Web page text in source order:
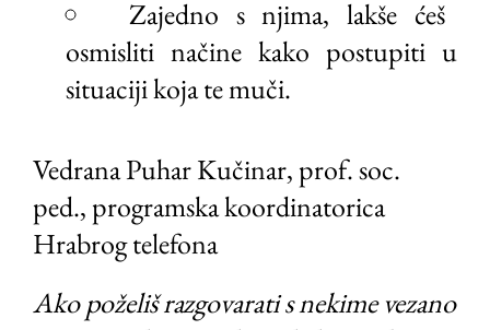
Zajedno s njima, lakše ćeš
osmisliti načine kako postupiti u
situaciji koja te muči.
Vedrana Puhar Kučinar, prof. soc.
ped., programska koordinatorica
Hrabrog telefona
Ako poželiš razgovarati s nekime vezano